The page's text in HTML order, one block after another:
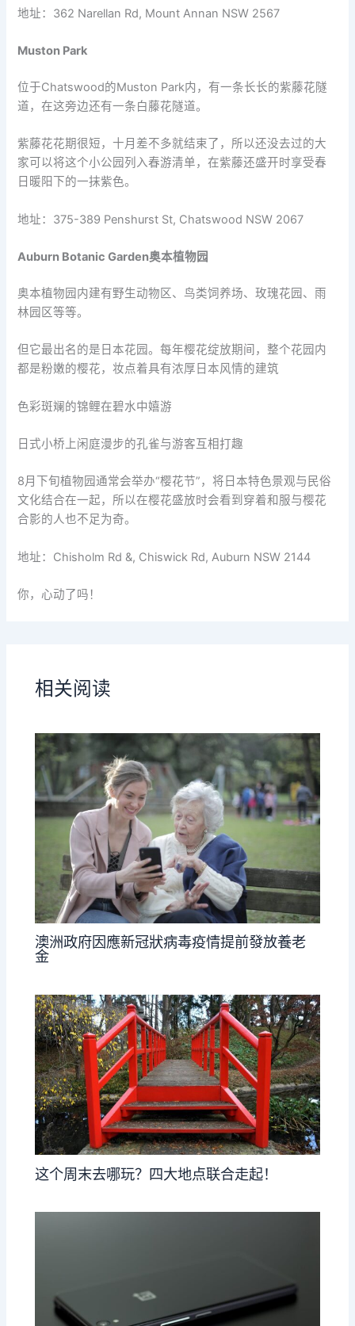
地址：362 Narellan Rd, Mount Annan NSW 2567
Muston Park
位于Chatswood的Muston Park内，有一条长长的紫藤花隧
道，在这旁边还有一条白藤花隧道。
紫藤花花期很短，十月差不多就结束了，所以还没去过的大
家可以将这个小公园列入春游清单，在紫藤还盛开时享受春
日暖阳下的一抹紫色。
地址：375-389 Penshurst St, Chatswood NSW 2067
Auburn Botanic Garden奥本植物园
奥本植物园内建有野生动物区、鸟类饲养场、玫瑰花园、雨
林园区等等。
但它最出名的是日本花园。每年樱花绽放期间，整个花园内
都是粉嫩的樱花，妆点着具有浓厚日本风情的建筑
色彩斑斓的锦鲤在碧水中嬉游
日式小桥上闲庭漫步的孔雀与游客互相打趣
8月下旬植物园通常会举办“樱花节”，将日本特色景观与民俗
文化结合在一起，所以在樱花盛放时会看到穿着和服与樱花
合影的人也不足为奇。
地址：Chisholm Rd &, Chiswick Rd, Auburn NSW 2144
你，心动了吗！
相关阅读
澳洲政府因應新冠狀病毒疫情提前發放養老
金
这个周末去哪玩？四大地点联合走起！